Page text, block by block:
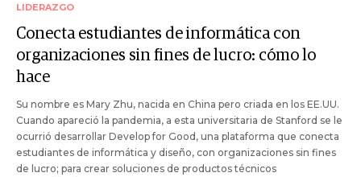
LIDERAZGO
Conecta estudiantes de informática con
organizaciones sin fines de lucro: cómo lo
hace
Su nombre es Mary Zhu, nacida en China pero criada en los EE.UU.
Cuando apareció la pandemia, a esta universitaria de Stanford se le
ocurrió desarrollar Develop for Good, una plataforma que conecta
estudiantes de informática y diseño, con organizaciones sin fines
de lucro; para crear soluciones de productos técnicos